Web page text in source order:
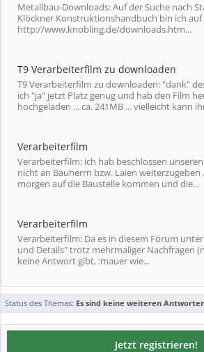
Metallbau-Downloads: Auf der Suche nach
Klöckner Konstruktionshandbuch bin ich auf
http://www.knobling.de/downloads.htm...
T9 Verarbeiterfilm zu downloaden
T9 Verarbeiterfilm zu downloaden: "dank"
ich "ja" jetzt Platz genug und hab den Film
hochgeladen ... ca. 241MB ... vielleicht kann
Verarbeiterfilm
Verarbeiterfilm: ich hab beschlossen
nicht an Bauherrn bzw. Laien weiterzugeben
morgen auf die Baustelle kommen und die...
Verarbeiterfilm
Verarbeiterfilm: Da es in diesem Forum
und Details" trotz mehrmaliger Nachfragen
keine Antwort gibt, :mauer wie...
Status des Themas: Es sind keine weiteren
Jetzt registrieren!